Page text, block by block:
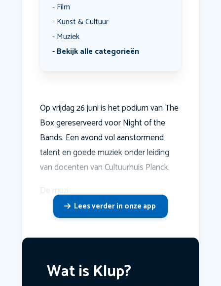
Film
Kunst & Cultuur
Muziek
Bekijk alle categorieën
Op vrijdag 26 juni is het podium van The
Box gereserveerd voor Night of the
Bands. Een avond vol aanstormend
talent en goede muziek onder leiding
van docenten van Cultuurhuis Planck.
De muzi
Lees verder in onze app
Wat is Klup?